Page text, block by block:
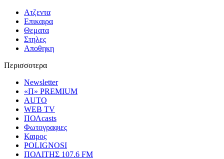
Ατζεντα
Επικαιρα
Θεματα
Στηλες
Αποθηκη
Περισσοτερα
Newsletter
«Π» PREMIUM
AUTO
WEB TV
ΠΟΛcasts
Φωτογραφιες
Καιρος
POLIGNOSI
ΠΟΛΙΤΗΣ 107.6 FM